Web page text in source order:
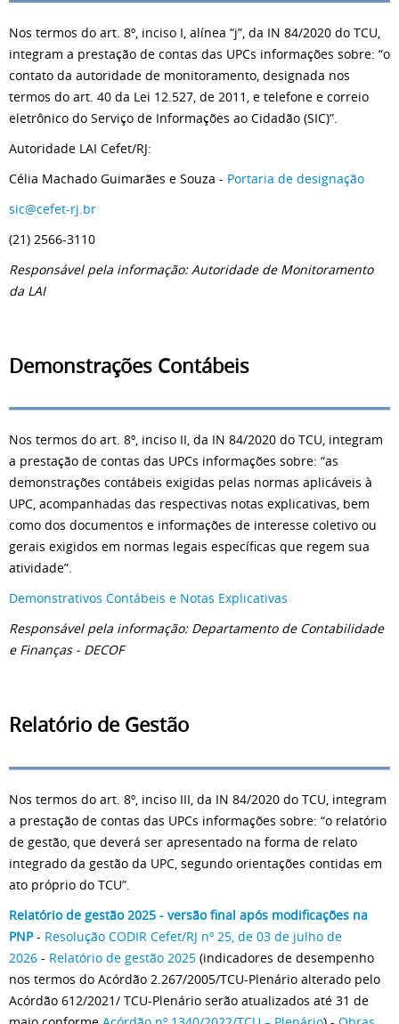
Nos termos do art. 8º, inciso I, alínea “j”, da IN 84/2020 do TCU,
integram a prestação de contas das UPCs informações sobre: “o
contato da autoridade de monitoramento, designada nos
termos do art. 40 da Lei 12.527, de 2011, e telefone e correio
eletrônico do Serviço de Informações ao Cidadão (SIC)”.
Autoridade LAI Cefet/RJ:
Célia Machado Guimarães e Souza - Portaria de designação
sic@cefet-rj.br
(21) 2566-3110
Responsável pela informação: Autoridade de Monitoramento
da LAI
Demonstrações Contábeis
Nos termos do art. 8º, inciso II, da IN 84/2020 do TCU, integram
a prestação de contas das UPCs informações sobre: “as
demonstrações contábeis exigidas pelas normas aplicáveis à
UPC, acompanhadas das respectivas notas explicativas, bem
como dos documentos e informações de interesse coletivo ou
gerais exigidos em normas legais específicas que regem sua
atividade”.
Demonstrativos Contábeis e Notas Explicativas
Responsável pela informação: Departamento de Contabilidade
e Finanças - DECOF
Relatório de Gestão
Nos termos do art. 8º, inciso III, da IN 84/2020 do TCU, integram
a prestação de contas das UPCs informações sobre: “o relatório
de gestão, que deverá ser apresentado na forma de relato
integrado da gestão da UPC, segundo orientações contidas em
ato próprio do TCU”.
Relatório de gestão 2025 - versão final após modificações na
PNP- Resolução CODIR Cefet/RJ nº 25, de 03 de julho de
2026 - Relatório de gestão 2025 (indicadores de desempenho
nos termos do Acórdão 2.267/2005/TCU-Plenário alterado pelo
Acórdão 612/2021/ TCU-Plenário serão atualizados até 31 de